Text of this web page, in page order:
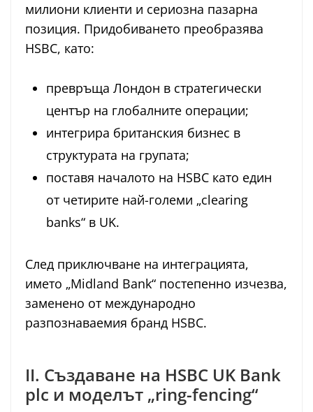
милиони клиенти и сериозна пазарна
позиция. Придобиването преобразява
HSBC, като:
превръща Лондон в стратегически
център на глобалните операции;
интегрира британския бизнес в
структурата на групата;
поставя началото на HSBC като един
от четирите най-големи „clearing
banks“ в UK.
След приключване на интеграцията,
името „Midland Bank“ постепенно изчезва,
заменено от международно
разпознаваемия бранд HSBC.
II. Създаване на HSBC UK Bank
plc и моделът „ring-fencing“